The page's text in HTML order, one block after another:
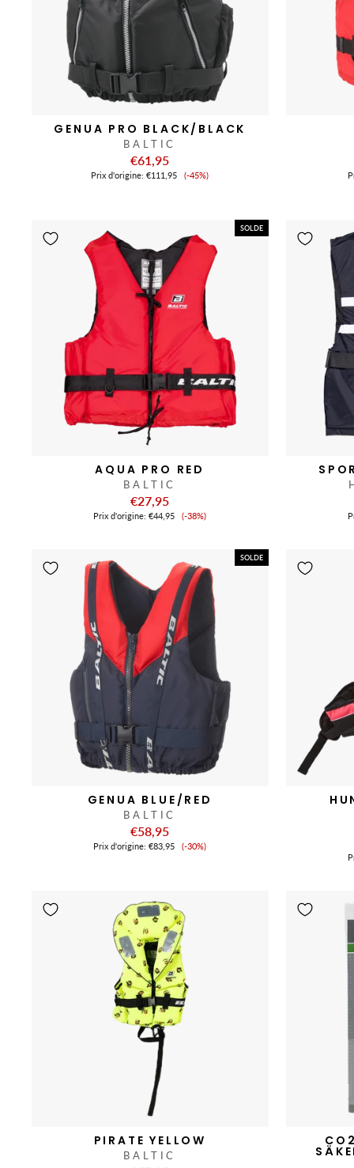
GENUA PRO BLACK/BLACK
BALTIC
€61,95
Prix ​​d'origine:€111,95
Prix
(-45%)
SOLDE
AQUA PRO RED
BALTIC
€27,95
Prix ​​d'origine:€44,95
Prix
(-38%)
SOLDE
GENUA BLUE/RED
BALTIC
€58,95
Prix ​​d'origine:€83,95
Prix
(-30%)
PIRATE YELLOW
BALTIC